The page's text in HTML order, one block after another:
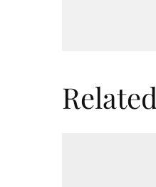
Related